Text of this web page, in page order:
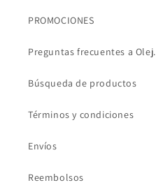
PROMOCIONES
Preguntas frecuentes a Olej.
Búsqueda de productos
Términos y condiciones
Envíos
Reembolsos